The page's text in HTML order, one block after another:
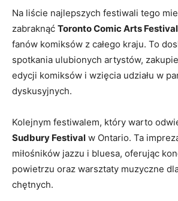
Na liście ‌najlepszych festiwali‍ tego
zabraknąć Toronto Comic Arts Festival
fanów komiksów⁤ z całego kraju. To
spotkania ulubionych artystów,
edycji‍ komiksów ‍i ⁤wzięcia udziału w
dyskusyjnych.
Kolejnym festiwalem, który warto
Sudbury Festival w Ontario. Ta
miłośników ⁤jazzu i bluesa, oferując
powietrzu oraz warsztaty muzyczne
chętnych.